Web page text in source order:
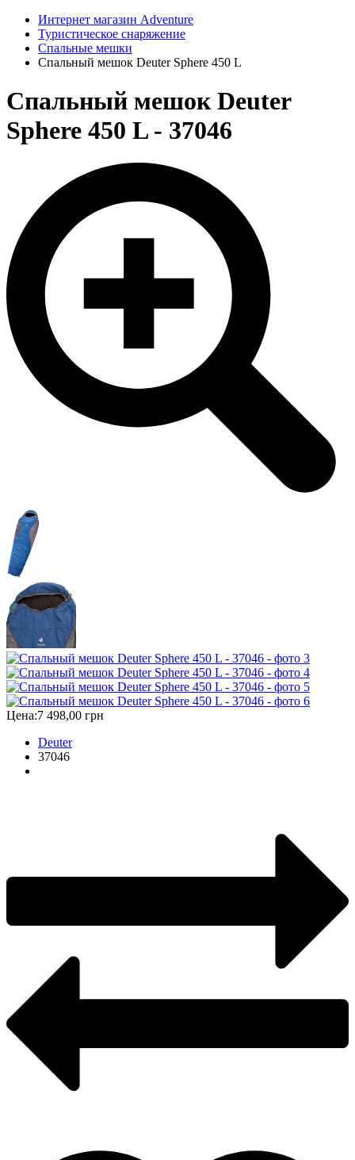
Интернет магазин Adventure
Туристическое снаряжение
Спальные мешки
Спальный мешок Deuter Sphere 450 L
Спальный мешок Deuter
Sphere 450 L - 37046
Цена:7 498,00 грн
Deuter
37046